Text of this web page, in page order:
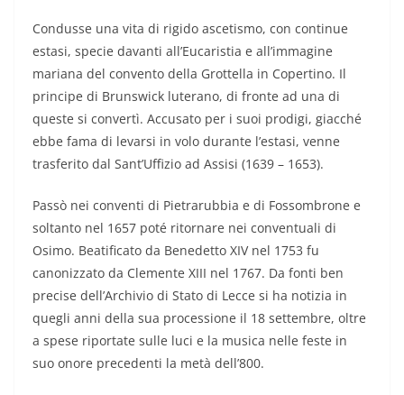
Condusse una vita di rigido ascetismo, con continue
estasi, specie davanti all’Eucaristia e all’immagine
mariana del convento della Grottella in Copertino. Il
principe di Brunswick luterano, di fronte ad una di
queste si convertì. Accusato per i suoi prodigi, giacché
ebbe fama di levarsi in volo durante l’estasi, venne
trasferito dal Sant’Uffizio ad Assisi (1639 – 1653).
Passò nei conventi di Pietrarubbia e di Fossombrone e
soltanto nel 1657 poté ritornare nei conventuali di
Osimo. Beatificato da Benedetto XIV nel 1753 fu
canonizzato da Clemente XIII nel 1767. Da fonti ben
precise dell’Archivio di Stato di Lecce si ha notizia in
quegli anni della sua processione il 18 settembre, oltre
a spese riportate sulle luci e la musica nelle feste in
suo onore precedenti la metà dell’800.